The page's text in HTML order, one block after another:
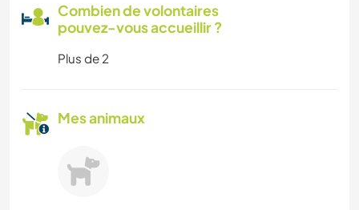
Combien de volontaires
pouvez-vous accueillir ?
Plus de 2
Mes animaux